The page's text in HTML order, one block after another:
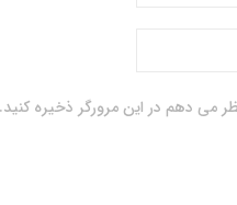
می دهم در این مرورگر ذخیره کنید.